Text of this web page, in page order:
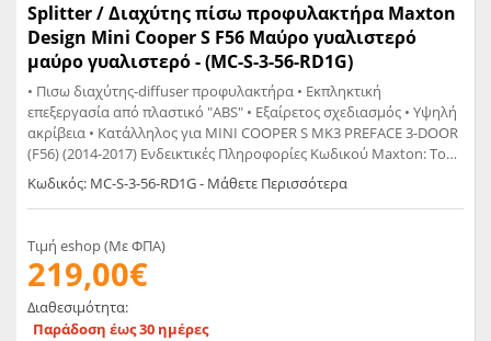
Splitter / Διαχύτης πίσω προφυλακτήρα Maxton
Design Mini Cooper S F56 Μαύρο γυαλιστερό
μαύρο γυαλιστερό - (MC-S-3-56-RD1G)
• Πισω διαχύτης-diffuser προφυλακτήρα • Εκπληκτική
επεξεργασία από πλαστικό "ABS" • Εξαίρετος σχεδιασμός • Υψηλή
ακρίβεια • Κατάλληλος για MINI COOPER S MK3 PREFACE 3-DOOR
(F56) (2014-2017) Ενδεικτικές Πληροφορίες Κωδικού Maxton: Το
γράμμα C σημαίνει Carbon Look Το γράμμα G σημαίνει Glossy
Black Το γράμμα T σημαίνει Matt
Κωδικός: MC-S-3-56-RD1G - Μάθετε Περισσότερα
Τιμή eshop (Με ΦΠΑ)
219,00€
Διαθεσιμότητα:
Παράδοση έως 30 ημέρες